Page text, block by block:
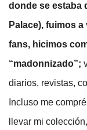
donde se estaba
Palace), fuimos
fans, hicimos
“madonnizado”;
diarios, revistas,
Incluso me
llevar mi